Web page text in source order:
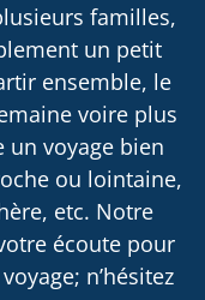
familles,
un petit
ensemble, le
voire plus
un voyage bien
ou lointaine,
etc. Notre
écoute pour
n’hésitez